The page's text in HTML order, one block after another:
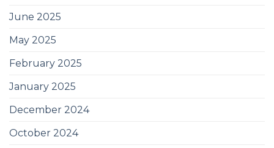
June 2025
May 2025
February 2025
January 2025
December 2024
October 2024